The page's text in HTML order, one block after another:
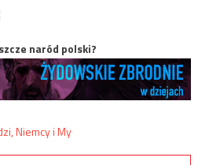
naród polski?